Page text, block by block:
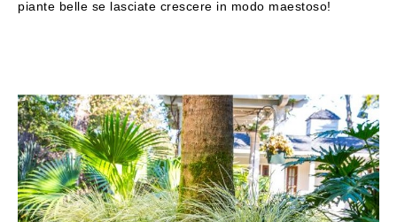
piante belle se lasciate crescere in modo maestoso!